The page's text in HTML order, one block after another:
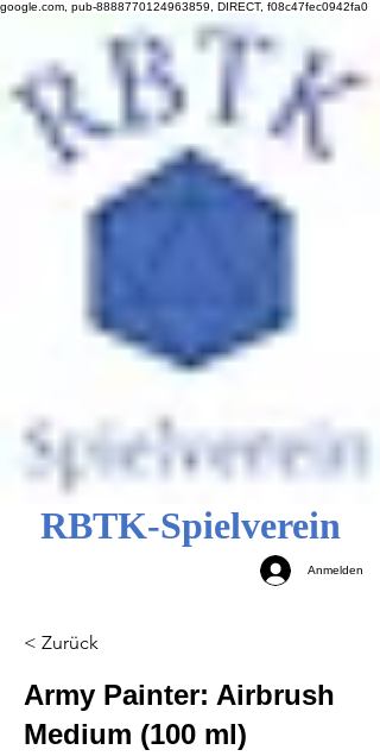
google.com, pub-8888770124963859, DIRECT, f08c47fec0942fa0
RBTK-Spielverein
Anmelden
< Zurück
Army Painter: Airbrush
Medium (100 ml)